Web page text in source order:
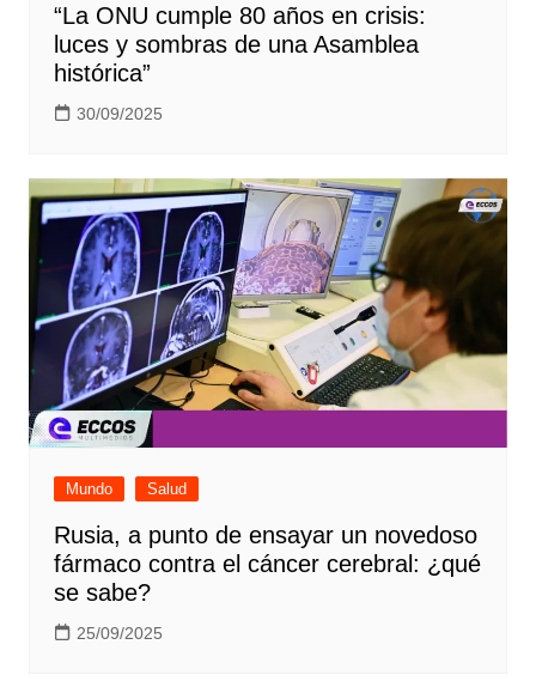
“La ONU cumple 80 años en crisis:
luces y sombras de una Asamblea
histórica”
30/09/2025
Mundo Salud
Rusia, a punto de ensayar un novedoso
fármaco contra el cáncer cerebral: ¿qué
se sabe?
25/09/2025